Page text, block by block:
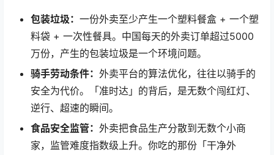
包装垃圾： 一份外卖至少产生一个塑料餐盒 + 一个塑
料袋 + 一次性餐具。中国每天的外卖订单超过5000
万份，产生的包装垃圾是一个环境问题。
骑手劳动条件： 外卖平台的算法优化，往往以骑手的
安全为代价。「准时达」的背后，是无数个闯红灯、
逆行、超速的瞬间。
食品安全监管： 外卖把食品生产分散到无数个小商
家，监管难度指数级上升。你吃的那份「干净外